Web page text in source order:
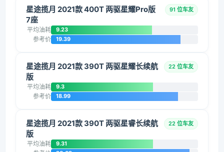
星途揽月 2021款 400T 两驱星耀Pro版
7座
91 位车友
平均油耗 9.23
参考价 19.39
星途揽月 2021款 390T 两驱星耀长续航
版
22 位车友
平均油耗 9.3
参考价 18.99
星途揽月 2021款 390T 两驱星睿长续航
版
22 位车友
平均油耗 9.31